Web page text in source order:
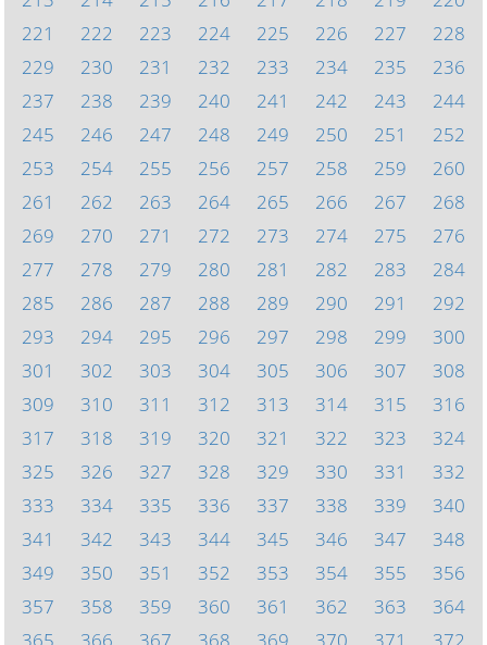
221
222 223 224 225 226 227
228
229
230 231 232 233 234 235
236
237
238 239 240 241 242 243
244
245
246 247 248 249 250 251
252
253
254 255 256 257 258 259
260
261
262 263 264 265 266 267
268
269
270 271 272 273 274 275
276
277
278 279 280 281 282 283
284
285
286 287 288 289 290 291
292
293
294 295 296 297 298 299
300
301
302 303 304 305 306 307
308
309
310 311 312 313 314 315
316
317
318 319 320 321 322 323
324
325
326 327 328 329 330 331
332
333
334 335 336 337 338 339
340
341
342 343 344 345 346 347
348
349
350 351 352 353 354 355
356
357
358 359 360 361 362 363
364